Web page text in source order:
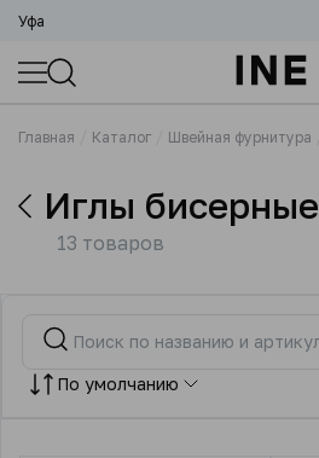
Уфа
Главная Каталог Швейная фурнитура
Иглы бисерные
13 товаров
По умолчанию